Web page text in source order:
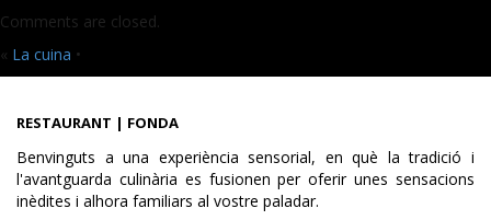
Comments are closed.
« La cuina •
RESTAURANT | FONDA
Benvinguts a una experiència sensorial, en què la tradició i
l'avantguarda culinària es fusionen per oferir unes sensacions
inèdites i alhora familiars al vostre paladar.